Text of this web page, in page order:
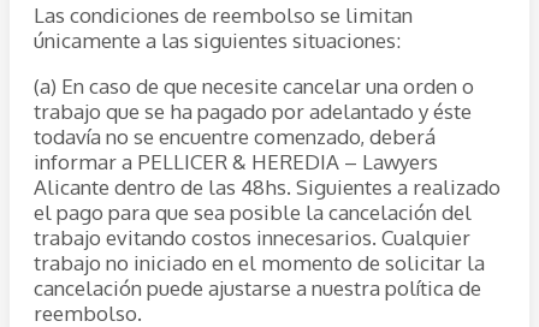
Las condiciones de reembolso se limitan
únicamente a las siguientes situaciones:
(a) En caso de que necesite cancelar una orden o
trabajo que se ha pagado por adelantado y éste
todavía no se encuentre comenzado, deberá
informar a PELLICER & HEREDIA – Lawyers
Alicante dentro de las 48hs. Siguientes a realizado
el pago para que sea posible la cancelación del
trabajo evitando costos innecesarios. Cualquier
trabajo no iniciado en el momento de solicitar la
cancelación puede ajustarse a nuestra política de
reembolso.